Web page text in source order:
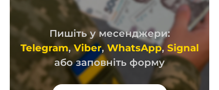
Пишіть у месенджери:
Telegram,Viber, WhatsApp, Signal
або заповніть форму